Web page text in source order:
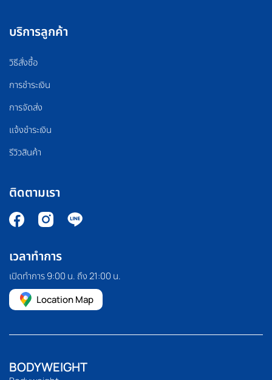
บริการลูกค้า
วิธีสั่งซื้อ
การชำระเงิน
การจัดส่ง
แจ้งชำระเงิน
รีวิวสินค้า
ติดตามเรา
เวลาทำการ
เปิดทำการ 9:00 น. ถึง 21:00 น.
Location Map
BODYWEIGHT